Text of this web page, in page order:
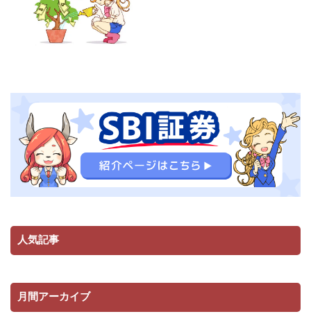
人気記事
月間アーカイブ